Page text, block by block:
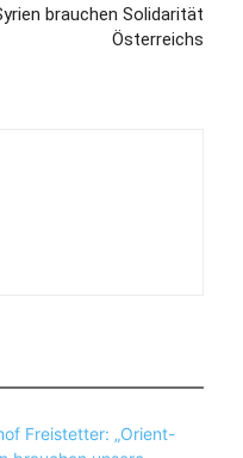
brauchen Solidarität
Österreichs